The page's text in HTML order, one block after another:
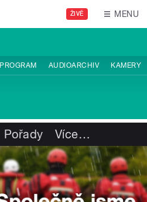
ŽIVĚ MENU
PROGRAM AUDIOARCHIV KAMERY
Pořady Více…